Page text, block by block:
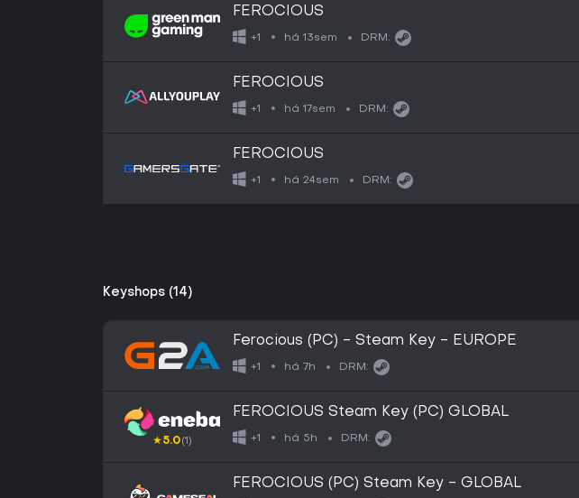
FEROCIOUS
+1 há 13sem DRM:
FEROCIOUS
+1 há 17sem DRM:
FEROCIOUS
+1 há 24sem DRM:
Keyshops (14)
Ferocious (PC) - Steam Key - EUROPE
+1 há 7h DRM:
★5.0(1)
FEROCIOUS Steam Key (PC) GLOBAL
+1 há 5h DRM:
FEROCIOUS (PC) Steam Key - GLOBAL